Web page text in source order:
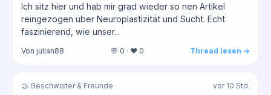
Ich sitz hier und hab mir grad wieder so nen Artikel
reingezogen über Neuroplastizität und Sucht. Echt
faszinierend, wie unser...
Von julian88 💬 0 · ❤️ 0 Thread lesen →
🤝 Geschwister & Freunde vor 10 Std.